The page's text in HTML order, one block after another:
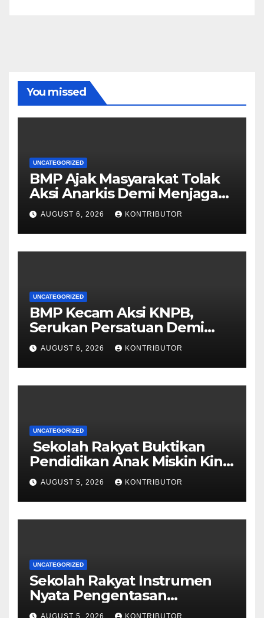
You missed
UNCATEGORIZED
BMP Ajak Masyarakat Tolak
Aksi Anarkis Demi Menjaga
Keamanan dan
Pembangunan Papua
AUGUST 6, 2026 KONTRIBUTOR
UNCATEGORIZED
BMP Kecam Aksi KNPB,
Serukan Persatuan Demi
Papua yang Kondusif
AUGUST 6, 2026 KONTRIBUTOR
UNCATEGORIZED
Sekolah Rakyat Buktikan
Pendidikan Anak Miskin Kini
Menjadi Prioritas Negara
AUGUST 5, 2026 KONTRIBUTOR
UNCATEGORIZED
Sekolah Rakyat Instrumen
Nyata Pengentasan
Kemiskinan Antargenerasi
AUGUST 5, 2026 KONTRIBUTOR